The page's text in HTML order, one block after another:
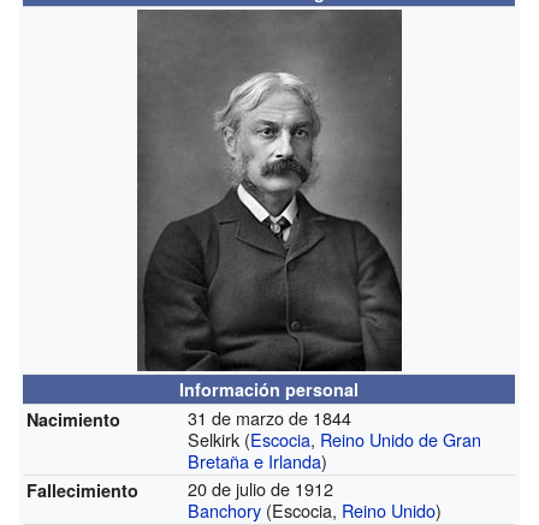
Información personal
Nacimiento
31 de marzo de 1844
Selkirk (Escocia, Reino Unido de Gran
Bretaña e Irlanda)
Fallecimiento
20 de julio de 1912
Banchory (Escocia, Reino Unido)